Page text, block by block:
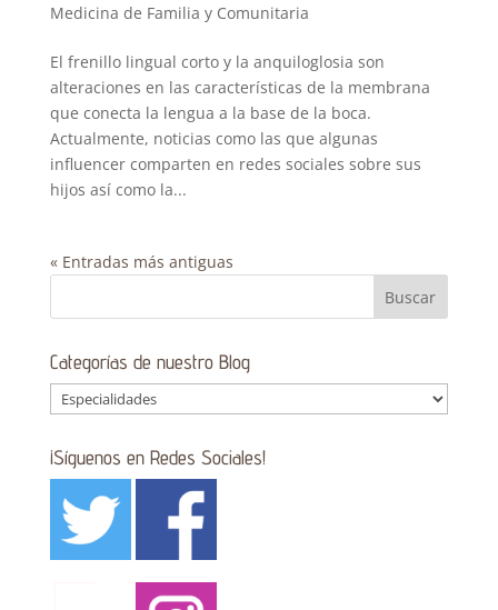
Medicina de Familia y Comunitaria
El frenillo lingual corto y la anquiloglosia son
alteraciones en las características de la membrana
que conecta la lengua a la base de la boca.
Actualmente, noticias como las que algunas
influencer comparten en redes sociales sobre sus
hijos así como la...
« Entradas más antiguas
Categorías de nuestro Blog
Categorías
de
nuestro
Blog
¡Síguenos en Redes Sociales!